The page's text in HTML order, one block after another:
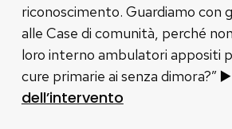
riconoscimento. Guardiamo con
alle Case di comunità, perché
loro interno ambulatori appositi
cure primarie ai senza dimora?” ▶️
dell’intervento